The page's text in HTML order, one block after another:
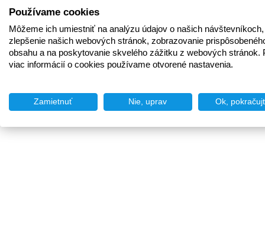
Používame cookies
Môžeme ich umiestniť na analýzu údajov o našich
zlepšenie našich webových stránok, zobrazovanie
obsahu a na poskytovanie skvelého zážitku z webových stránok.
viac informácií o cookies používame otvorené nastavenia.
Zamietnuť Nie, uprav Ok,